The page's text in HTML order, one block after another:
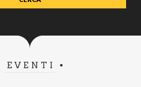
EVENTI